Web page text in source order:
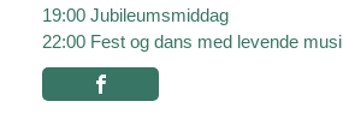
19:00 Jubileumsmiddag
22:00 Fest og dans med levende